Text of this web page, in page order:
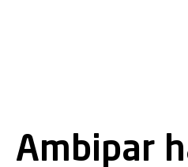
Ambipar